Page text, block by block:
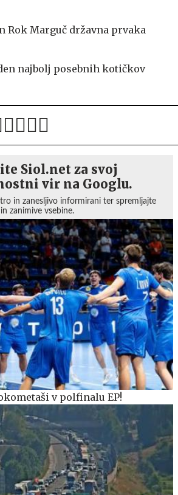
Rok Marguč državna prvaka
najbolj posebnih kotičkov
Siol.net za svoj
vir na Googlu.
in zanesljivo informirani ter spremljajte
zanimive vsebine.
v polfinalu EP!